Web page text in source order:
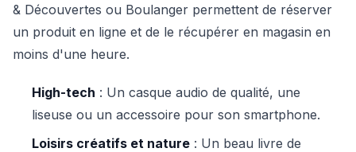
& Découvertes ou Boulanger permettent de réserver
un produit en ligne et de le récupérer en magasin en
moins d'une heure.
High-tech : Un casque audio de qualité, une
liseuse ou un accessoire pour son smartphone.
Loisirs créatifs et nature : Un beau livre de